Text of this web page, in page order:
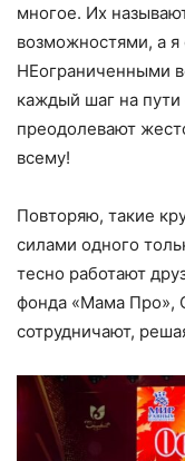
многое. Их
возможностями, а
НЕограниченными
каждый шаг на
преодолевают
всему!
Повторяю, такие
силами одного
тесно работают
фонда «Мама Про»,
сотрудничают,